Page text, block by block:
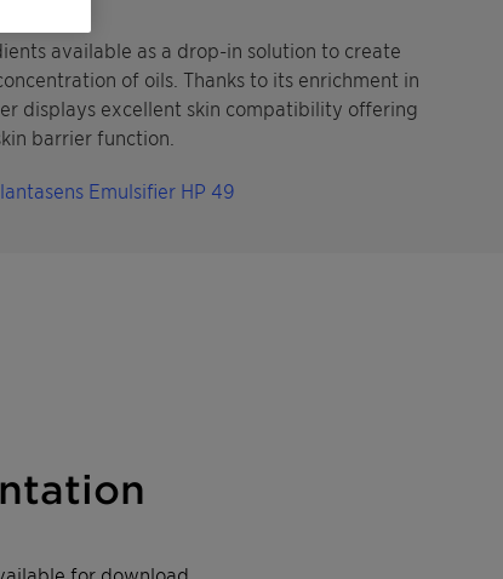
available as a drop-in solution to create
of oils. Thanks to its enrichment in
displays excellent skin compatibility offering
barrier function.
Emulsifier HP 49
for download